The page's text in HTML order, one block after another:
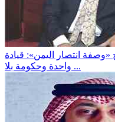
انتصار اليمن»: قيادة
واحدة وحكومة بلا ...